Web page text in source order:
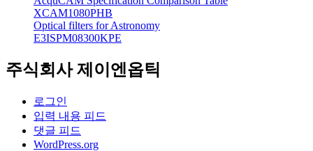
XCAM1080PHB
Optical filters for Astronomy
E3ISPM08300KPE
주식회사 제이엔옵틱
로그인
입력 내용 피드
댓글 피드
WordPress.org